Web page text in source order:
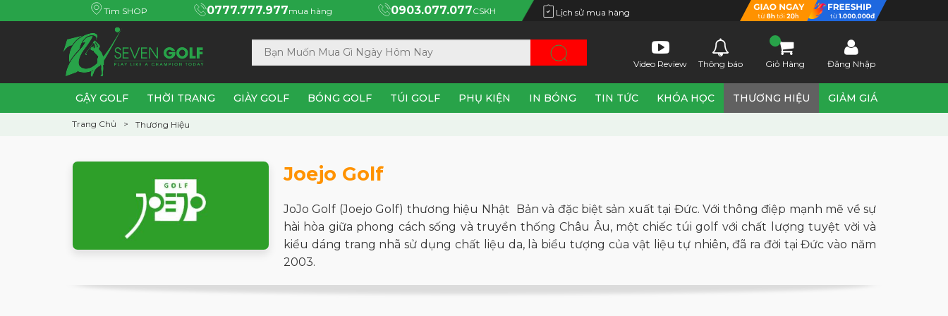
Tìm SHOP 0777.777.977mua hàng 0903.077.077CSKH Lịch sử mua hàng
Video Review Thông báo Giỏ Hàng Đăng Nhập
GẬY GOLF THỜI TRANG GIÀY GOLF BÓNG GOLF TÚI GOLF PHỤ KIỆN IN BÓNG TIN TỨC KHÓA HỌC THƯƠNG HIỆU GIẢM GIÁ
Trang Chủ Thương Hiệu
Joejo Golf
JoJo Golf (Joejo Golf) thương hiệu Nhật Bản và đặc biệt sản xuất tại Đức. Với thông điệp mạnh mẽ về sự
hài hòa giữa phong cách sống và truyền thống Châu Âu, một chiếc túi golf với chất lượng tuyệt vời và
kiểu dáng trang nhã sử dụng chất liệu da, là biểu tượng của vật liệu tự nhiên, đã ra đời tại Đức vào năm
2003.